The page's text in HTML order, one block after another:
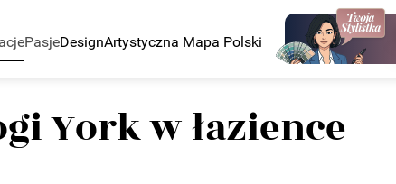
PasjeDesignArtystyczna Mapa Polski
York w łazience